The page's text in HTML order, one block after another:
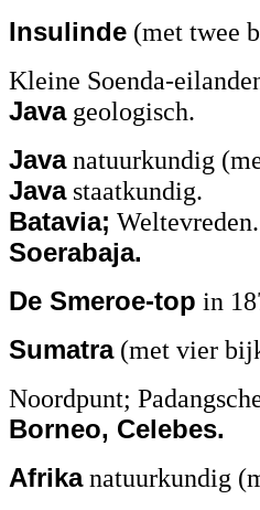
Insulinde (met twee
Kleine Soenda-
Javageologisch.
Javanatuurkundig
Javastaatkundig.
Batavia; Weltevreden.
Soerabaja.
De Smeroe-top in
Sumatra(met vier
Noordpunt;
Borneo, Celebes.
Afrikanatuurkundig